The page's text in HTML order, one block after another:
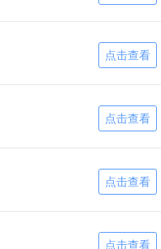
点击查看
点击查看
点击查看
点击查看